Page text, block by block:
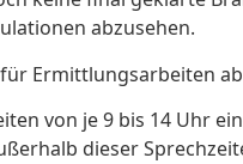
abzusehen.
Ermittlungsarbeiten
von je 9 bis 14 Uhr
dieser